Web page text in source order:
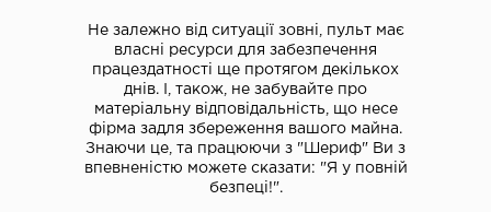
Не залежно від ситуації зовні, пульт має
власні ресурси для забезпечення
працездатності ще протягом декількох
днів. І, також, не забувайте про
матеріальну відповідальність, що несе
фірма задля збереження вашого майна.
Знаючи це, та працюючи з "Шериф" Ви з
впевненістю можете сказати: "Я у повній
безпеці!".